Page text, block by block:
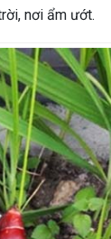
nơi ẩm ướt.